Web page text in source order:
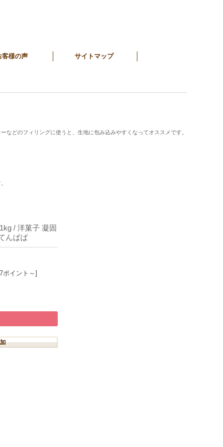
客様の声 サイトマップ
どのフィリングに使うと、生地に包み込みやすくなってオススメです。
/ 洋菓子 凝固
んぱぱ
ポイント～]